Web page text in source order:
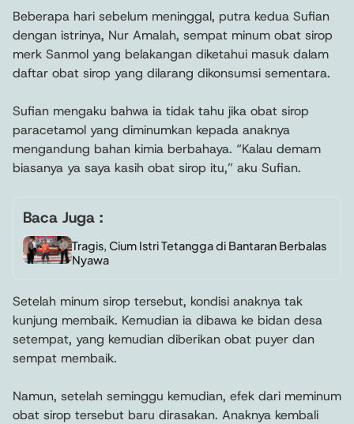
Beberapa hari sebelum meninggal, putra kedua Sufian
dengan istrinya, Nur Amalah, sempat minum obat sirop
merk Sanmol yang belakangan diketahui masuk dalam
daftar obat sirop yang dilarang dikonsumsi sementara.
Sufian mengaku bahwa ia tidak tahu jika obat sirop
paracetamol yang diminumkan kepada anaknya
mengandung bahan kimia berbahaya. “Kalau demam
biasanya ya saya kasih obat sirop itu,” aku Sufian.
Baca Juga :
Tragis, Cium Istri Tetangga di Bantaran Berbalas
Nyawa
Setelah minum sirop tersebut, kondisi anaknya tak
kunjung membaik. Kemudian ia dibawa ke bidan desa
setempat, yang kemudian diberikan obat puyer dan
sempat membaik.
Namun, setelah seminggu kemudian, efek dari meminum
obat sirop tersebut baru dirasakan. Anaknya kembali